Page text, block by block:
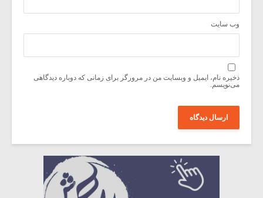
وب‌ سایت
ذخیره نام، ایمیل و وبسایت من در مرورگر برای زمانی که دوباره دیدگاهی
می‌نویسم.